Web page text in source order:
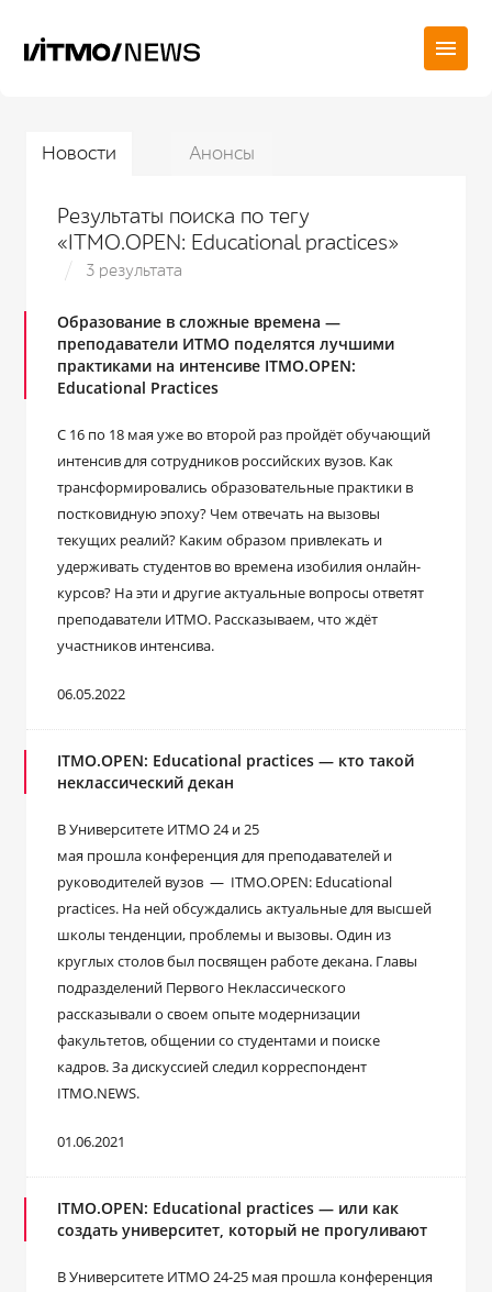
Новости Анонсы
Результаты поиска по тегу
«ITMO.OPEN: Educational practices»
3 результата
Образование в сложные времена —
преподаватели ИТМО поделятся лучшими
практиками на интенсиве ITMO.OPEN:
Educational Practices
С 16 по 18 мая уже во второй раз пройдёт обучающий
интенсив для сотрудников российских вузов. Как
трансформировались образовательные практики в
постковидную эпоху? Чем отвечать на вызовы
текущих реалий? Каким образом привлекать и
удерживать студентов во времена изобилия онлайн-
курсов? На эти и другие актуальные вопросы ответят
преподаватели ИТМО. Рассказываем, что ждёт
участников интенсива.
06.05.2022
ITMO.OPEN: Educational practices — кто такой
неклассический декан
В Университете ИТМО 24 и 25
мая прошла конференция для преподавателей и
руководителей вузов — ITMO.OPEN: Educational
practices. На ней обсуждались актуальные для высшей
школы тенденции, проблемы и вызовы. Один из
круглых столов был посвящен работе декана. Главы
подразделений Первого Неклассического
рассказывали о своем опыте модернизации
факультетов, общении со студентами и поиске
кадров. За дискуссией следил корреспондент
ITMO.NEWS.
01.06.2021
ITMO.OPEN: Educational practices — или как
создать университет, который не прогуливают
В Университете ИТМО 24-25 мая прошла конференция